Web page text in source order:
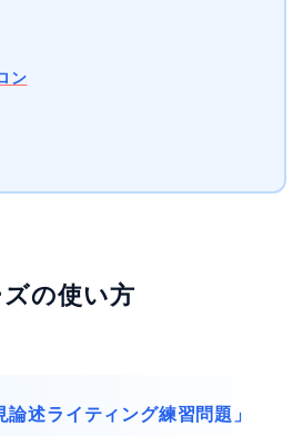
ン
の使い方
論述ライティング練習問題」